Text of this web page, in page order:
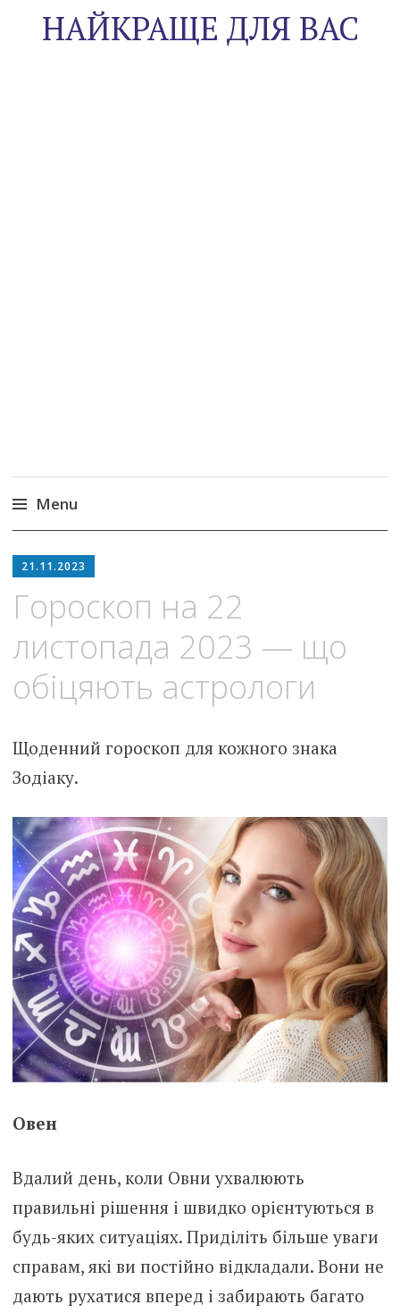
НАЙКРАЩЕ ДЛЯ ВАС
Menu
to
21.11.2023
Гороскоп на 22
листопада 2023 — що
обіцяють астрологи
Щоденний гороскоп для кожного знака
Зодіаку.
Овен
Вдалий день, коли Овни ухвалюють
правильні рішення і швидко орієнтуються в
будь-яких ситуаціях. Приділіть більше уваги
справам, які ви постійно відкладали. Вони не
дають рухатися вперед і забирають багато